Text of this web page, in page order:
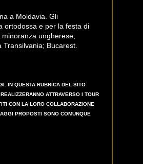
a Moldavia. Gli
ortodossa e per la festa di
ungherese;
Bucarest.
IN QUESTA RUBRICA DEL SITO
ATTRAVERSO I TOUR
CON LA LORO COLLABORAZIONE
PROPOSTI SONO COMUNQUE